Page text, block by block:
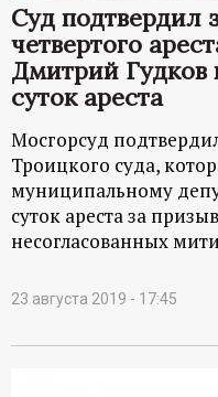
Суд подтвердил
четвертого
Дмитрий Гудков
суток ареста
Мосгорсуд
Троицкого суда,
муниципальному
суток ареста за
несогласованных
23 августа 2019 - 17:45